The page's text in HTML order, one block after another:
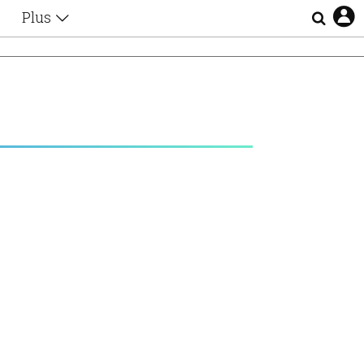
Plus